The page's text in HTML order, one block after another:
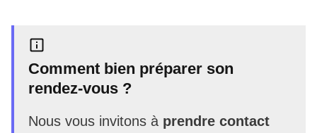
Comment bien préparer son
rendez-vous ?
Nous vous invitons à prendre contact